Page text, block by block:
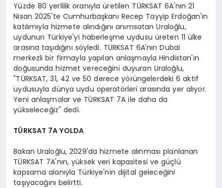
Yüzde 80 yerlilik oranıyla üretilen TÜRKSAT 6A'nın 21
Nisan 2025'te Cumhurbaşkanı Recep Tayyip Erdoğan'ın
katılımıyla hizmete alındığını anımsatan Uraloğlu,
uydunun Türkiye'yi haberleşme uydusu üreten 11 ülke
arasına taşıdığını söyledi. TÜRKSAT 6A'nın Dubai
merkezli bir firmayla yapılan anlaşmayla Hindistan'ın
doğusunda hizmet vereceğini duyuran Uraloğlu,
"TÜRKSAT, 31, 42 ve 50 derece yörüngelerdeki 6 aktif
uydusuyla dünya uydu operatörleri arasında yer alıyor.
Yeni anlaşmalar ve TÜRKSAT 7A ile daha da
yükseleceğiz" dedi.
TÜRKSAT 7A YOLDA
Bakan Uraloğlu, 2029'da hizmete alınması planlanan
TÜRKSAT 7A'nın, yüksek veri kapasitesi ve güçlü
kapsama alanıyla Türkiye'nin dijital geleceğini
taşıyacağını belirtti.